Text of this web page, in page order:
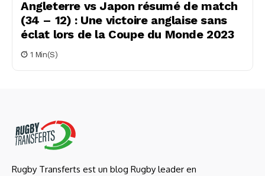
Angleterre vs Japon résumé de match
(34 – 12) : Une victoire anglaise sans
éclat lors de la Coupe du Monde 2023
1 Min(s)
Rugby Transferts est un blog Rugby leader en